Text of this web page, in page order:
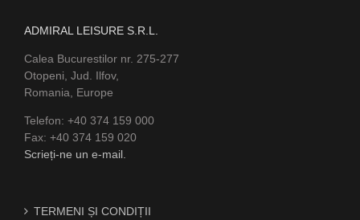
ADMIRAL LEISURE S.R.L.
Calea Bucurestilor nr. 275-277
Otopeni, Jud. Ilfov,
Romania, Europe
Telefon: +40 374 159 000
Fax: +40 374 159 020
Scrieți-ne un e-mail.
TERMENI ȘI CONDIȚII